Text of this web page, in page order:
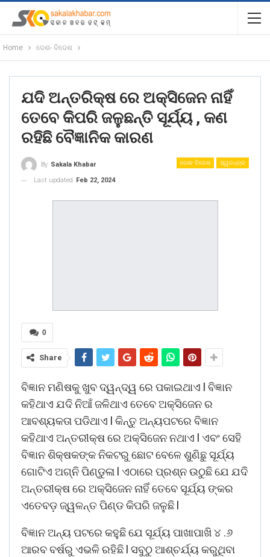
Home ଦେଶ- ବିଦେଶ
ଯଦି ଅନ୍ତରିକ୍ଷ ରେ ଅକ୍ସିଜେନ ନାହିଁ
ତେବେ କିପରି ଜଳୁଛନ୍ତି ସୂର୍ଯ୍ୟ , କଣ
ରହିଛି ବୈଜ୍ଞାନିକ କାରଣ
ଦେଶ- ବିଦେଶ ସ୍ୱତନ୍ତ୍ର
By Sakala Khabar
Last updated
Feb 22, 2024
0
Share
ବିଜ୍ଞାନ ମଣିଷକୁ ଖୁବ ଦ୍ୱନ୍ଦ୍ୱ ରେ ପକାଇଥାଏ l ବିଜ୍ଞାନ
କହିଥାଏ ଯଦି ନିଆଁ ଜଳିଥାଏ ତେବେ ଅକ୍ସିଜେନ ର
ଆବଶ୍ୟକତା ପଡିଥାଏ l କିନ୍ତୁ ଅନ୍ୟପଟରେ ବିଜ୍ଞାନ
କହିଥାଏ ଅନ୍ତରୀକ୍ଷ ରେ ଅକ୍ସିଜେନ ନଥାଏ l ଏବଂ ସେହି
ବିଜ୍ଞାନ ଶିକ୍ଷକଙ୍କ ନିକଟରୁ ଛୋଟ ବେଳେ ଶୁଣିଛୁ ସୂର୍ଯ୍ୟ
ଗୋଟିଏ ଅଗ୍ନି ପିଣ୍ଡୁଳା l ଏଠାରେ ପ୍ରଶ୍ନ ଉଠୁଛି ଯେ ଯଦି
ଅନ୍ତରୀକ୍ଷ ରେ ଅକ୍ସିଜେନ ନାହିଁ ତେବେ ସୂର୍ଯ୍ୟ ଙ୍କର
ଏତେବଡ଼ ଜ୍ୱଳନ୍ତ ପିଣ୍ଡ କିପରି ଜଳୁଛି l
ବିଜ୍ଞାନ ଅନ୍ୟ ପଟରେ କହୁଛି ଯେ ସୂର୍ଯ୍ୟ ପାଖାପାଖି ୪ .୬
ଆରବ ବର୍ଷରୁ ଏଭଳି ରହିଛି l ସବୁଠୁ ଆଶ୍ଚର୍ଯ୍ୟ କରୁଥିବା